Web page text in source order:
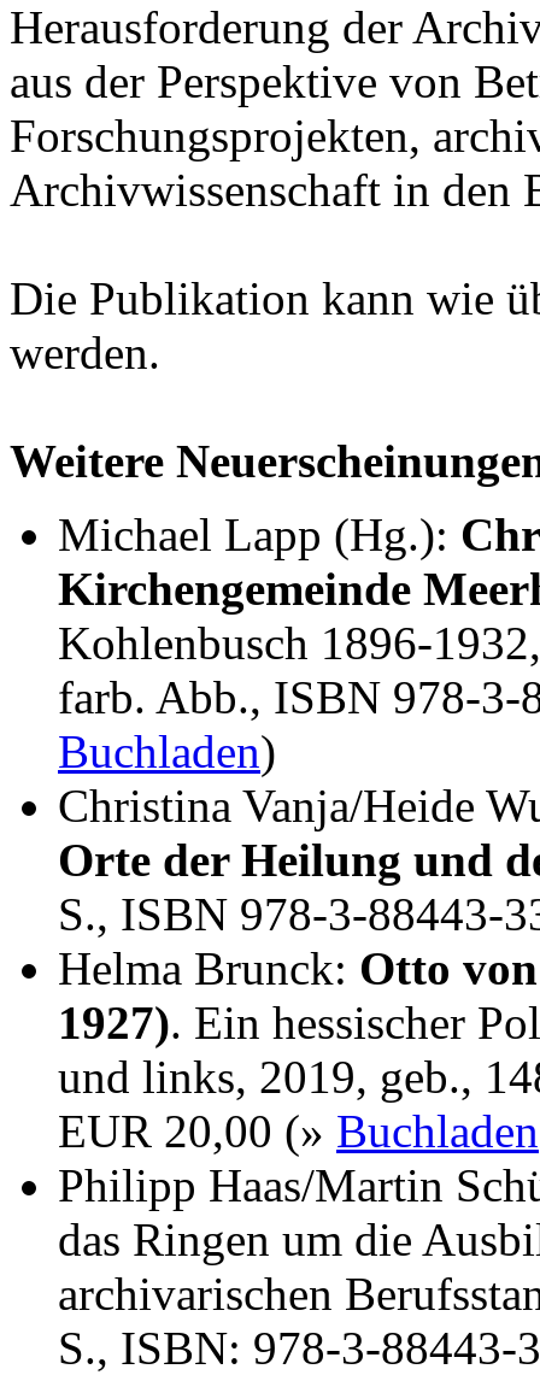
Herausforderung der
aus der Perspektive von
Forschungsprojekten,
Archivwissenschaft in den
Die Publikation kann wie
werden.
Weitere
Michael Lapp (Hg.):
Kirchengemeinde
Kohlenbusch 1896-
farb. Abb., ISBN 978-3-
Buchladen)
Christina Vanja/Heide
Orte der Heilung und
S., ISBN 978-3-88443-
Helma Brunck: Otto
1927). Ein hessischer
und links, 2019, geb.,
EUR 20,00 (» Buchladen
Philipp Haas/Martin
das Ringen um die
archivarischen
S., ISBN: 978-3-